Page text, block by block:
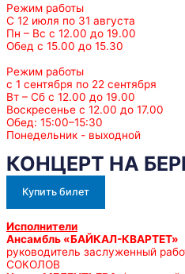
Режим работы
С 12 июля по 31 августа
Пн – Вс с 12.00 до 19.00
Обед с 15.00 до 15.30
Режим работы
с 1 сентября по 22 сентября
Вт – Сб с 12.00 до 19.00
Воскресенье с 12.00 до 17.00
Обед: 15:00–15:30
Понедельник - выходной
КОНЦЕРТ НА
Купить билет
Исполнители
Ансамбль «БАЙКАЛ-КВАРТЕТ»
руководитель заслуженный
СОКОЛОВ